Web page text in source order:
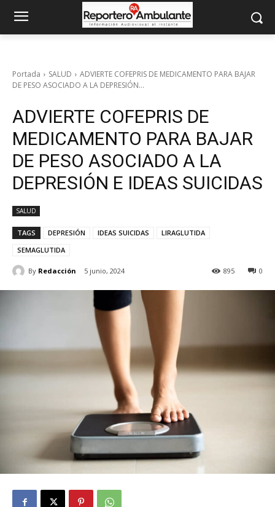
Portada SALUD
ADVIERTE COFEPRIS DE MEDICAMENTO PARA BAJAR
DE PESO ASOCIADO A LA DEPRESIÓN...
ADVIERTE COFEPRIS DE
MEDICAMENTO PARA BAJAR
DE PESO ASOCIADO A LA
DEPRESIÓN E IDEAS SUICIDAS
SALUD
TAGS DEPRESIÓN IDEAS SUICIDAS
LIRAGLUTIDA
SEMAGLUTIDA
By Redacción 5 junio, 2024 0
895